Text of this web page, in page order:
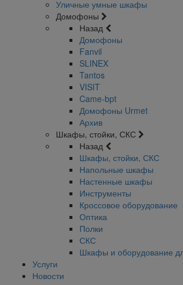
Уличные умные шкафы
Домофоны
Назад
Домофоны
Fanvil
SLINEX
Tantos
VISIT
Came-bpt
Домофоны Urmet
Архив
Шкафы, стойки, СКС
Назад
Шкафы, стойки, СКС
Напольные шкафы
Настенные шкафы
Инструменты
Кроссовое оборудование
Оптика
Полки
СКС
Шкафы и оборудование
Услуги
Новости